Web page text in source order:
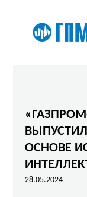
ОСНОВЕ
28.05.2024